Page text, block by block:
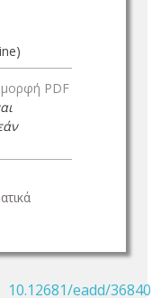
μορφή PDF
10.12681/eadd/36840